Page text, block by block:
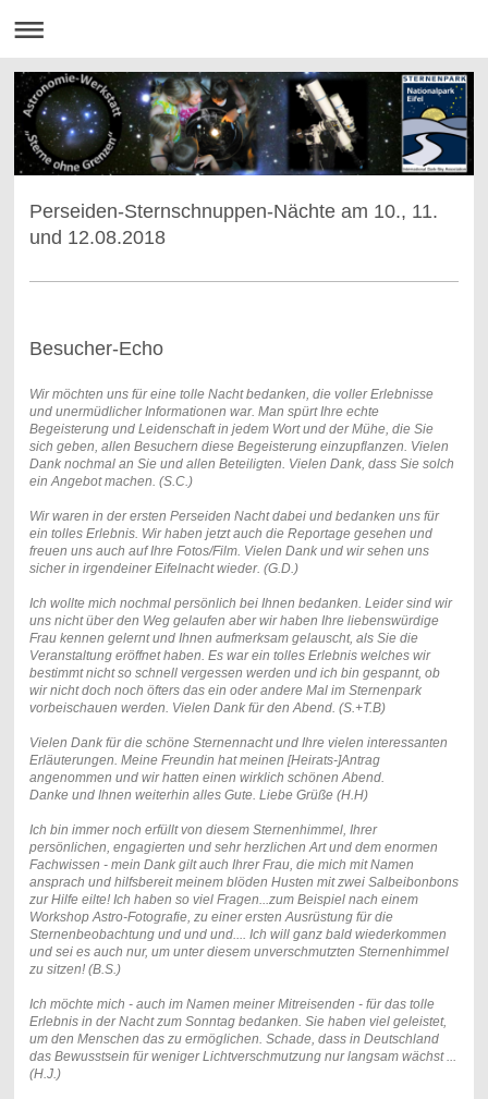
Perseiden-Sternschnuppen-Nächte am 10., 11.
und 12.08.2018
Besucher-Echo
Wir möchten uns für eine tolle Nacht bedanken, die voller Erlebnisse
und unermüdlicher Informationen war. Man spürt Ihre echte
Begeisterung und Leidenschaft in jedem Wort und der Mühe, die Sie
sich geben, allen Besuchern diese Begeisterung einzupflanzen. Vielen
Dank nochmal an Sie und allen Beteiligten. Vielen Dank, dass Sie solch
ein Angebot machen. (S.C.)
Wir waren in der ersten Perseiden Nacht dabei und bedanken uns für
ein tolles Erlebnis. Wir haben jetzt auch die Reportage gesehen und
freuen uns auch auf Ihre Fotos/Film. Vielen Dank und wir sehen uns
sicher in irgendeiner Eifelnacht wieder. (G.D.)
Ich wollte mich nochmal persönlich bei Ihnen bedanken. Leider sind wir
uns nicht über den Weg gelaufen aber wir haben Ihre liebenswürdige
Frau kennen gelernt und Ihnen aufmerksam gelauscht, als Sie die
Veranstaltung eröffnet haben. Es war ein tolles Erlebnis welches wir
bestimmt nicht so schnell vergessen werden und ich bin gespannt, ob
wir nicht doch noch öfters das ein oder andere Mal im Sternenpark
vorbeischauen werden. Vielen Dank für den Abend. (S.+T.B)
Vielen Dank für die schöne Sternennacht und Ihre vielen interessanten
Erläuterungen. Meine Freundin hat meinen [Heirats-]Antrag
angenommen und wir hatten einen wirklich schönen Abend.
Danke und Ihnen weiterhin alles Gute. Liebe Grüße (H.H)
Ich bin immer noch erfüllt von diesem Sternenhimmel, Ihrer
persönlichen, engagierten und sehr herzlichen Art und dem enormen
Fachwissen - mein Dank gilt auch Ihrer Frau, die mich mit Namen
ansprach und hilfsbereit meinem blöden Husten mit zwei Salbeibonbons
zur Hilfe eilte! Ich haben so viel Fragen...zum Beispiel nach einem
Workshop Astro-Fotografie, zu einer ersten Ausrüstung für die
Sternenbeobachtung und und und.... Ich will ganz bald wiederkommen
und sei es auch nur, um unter diesem unverschmutzten Sternenhimmel
zu sitzen! (B.S.)
Ich möchte mich - auch im Namen meiner Mitreisenden - für das tolle
Erlebnis in der Nacht zum Sonntag bedanken. Sie haben viel geleistet,
um den Menschen das zu ermöglichen. Schade, dass in Deutschland
das Bewusstsein für weniger Lichtverschmutzung nur langsam wächst ...
(H.J.)